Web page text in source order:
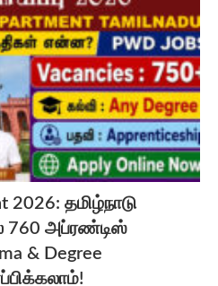
2026: தமிழ்நாடு
760 அப்ரண்டிஸ்
& Degree